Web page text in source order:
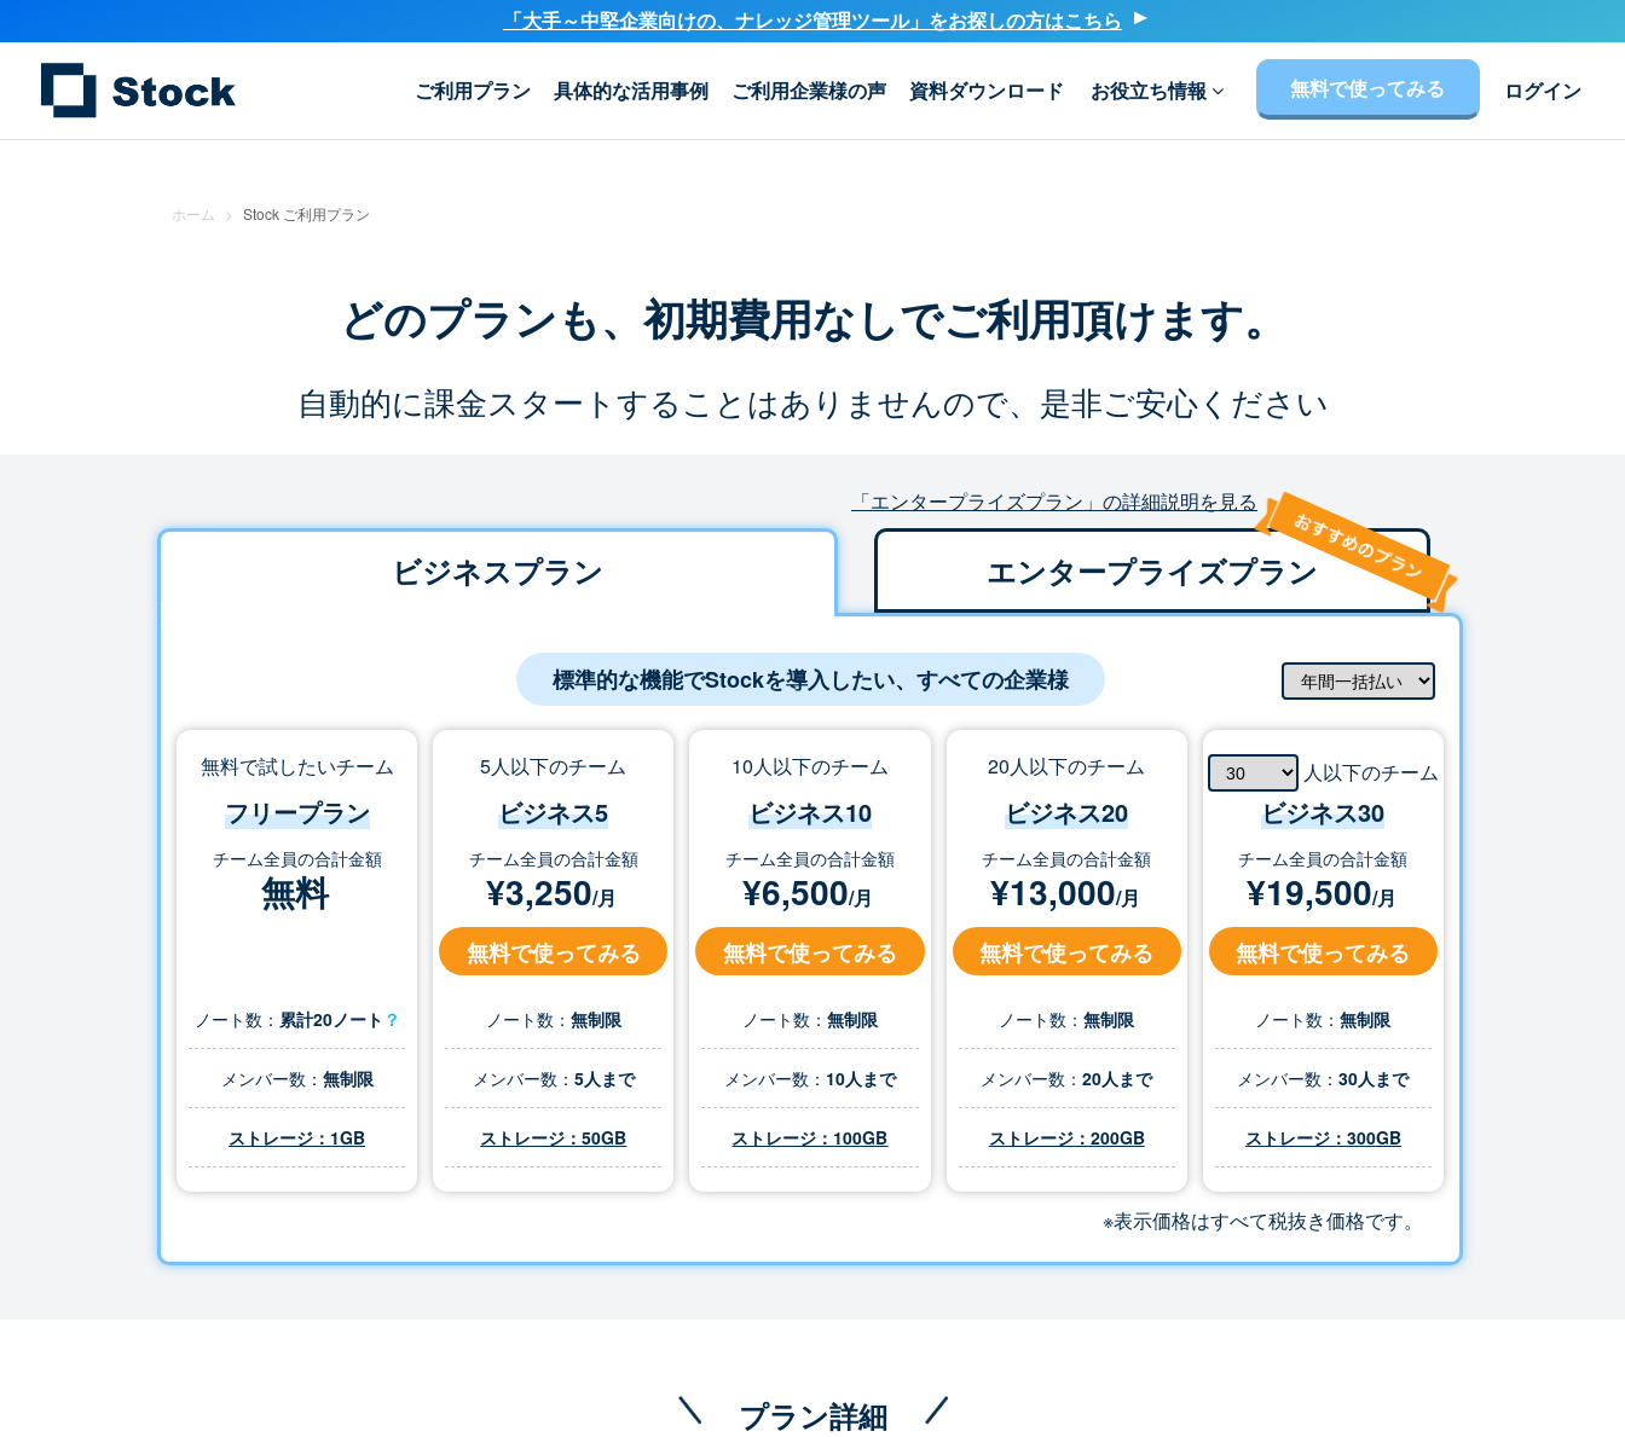
「大手～中堅企業向けの、ナレッジ管理ツール」をお探しの方はこちら
ご利用プラン 具体的な活用事例 ご利用企業様の声 資料ダウンロード お役立ち情報 無料で使ってみる ログイン
ホーム > Stock ご利用プラン
どのプランも、初期費用なしでご利用頂けます。
自動的に課金スタートすることはありませんので、是非ご安心ください
「エンタープライズプラン」の詳細説明を見る
ビジネスプラン エンタープライズプラン
標準的な機能でStockを導入したい、すべての企業様
無料で試したいチーム
フリープラン
チーム全員の合計金額
無料
ノート数： 累計20ノート ？
メンバー数： 無制限
ストレージ：1GB
5人以下のチーム
ビジネス5
チーム全員の合計金額
¥3,250/月
無料で使ってみる
ノート数： 無制限
メンバー数： 5人まで
ストレージ：50GB
10人以下のチーム
ビジネス10
チーム全員の合計金額
¥6,500/月
無料で使ってみる
ノート数： 無制限
メンバー数： 10人まで
ストレージ：100GB
20人以下のチーム
ビジネス20
チーム全員の合計金額
¥13,000/月
無料で使ってみる
ノート数：無制限
メンバー数：20人まで
ストレージ：200GB
人以下のチーム
ビジネス30
チーム全員の合計金額
¥19,500/月
無料で使ってみる
ノート数：無制限
メンバー数：30人まで
ストレージ： 300GB
※表示価格はすべて税抜き価格です。
プラン詳細